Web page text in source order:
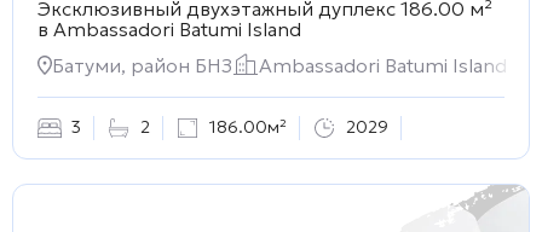
Эксклюзивный двухэтажный дуплекс 186.00 м²
в Ambassadori Batumi Island
Батуми, район БНЗ
Ambassadori Batumi Island
3 2 186.00м² 2029